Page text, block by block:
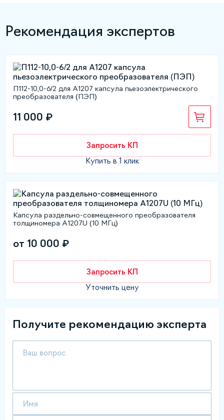
Рекомендация экспертов
П112-10,0-6/2 для А1207 капсула пьезоэлектрического
преобразователя (ПЭП)
11 000 ₽
Запросить КП
Купить в 1 клик
Капсула раздельно-совмещенного преобразователя
толщиномера А1207U (10 МГц)
от 10 000 ₽
Запросить КП
Уточнить цену
Получите рекомендацию эксперта